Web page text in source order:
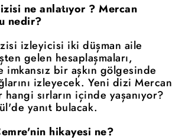
ne anlatıyor ? Mercan
nedir?
izleyicisi iki düşman aile
gelen hesaplaşmaları,
imkansız bir aşkın gölgesinde
izleyecek. Yeni dizi Mercan
sırların içinde yaşanıyor?
yanıt bulacak.
hikayesi ne?